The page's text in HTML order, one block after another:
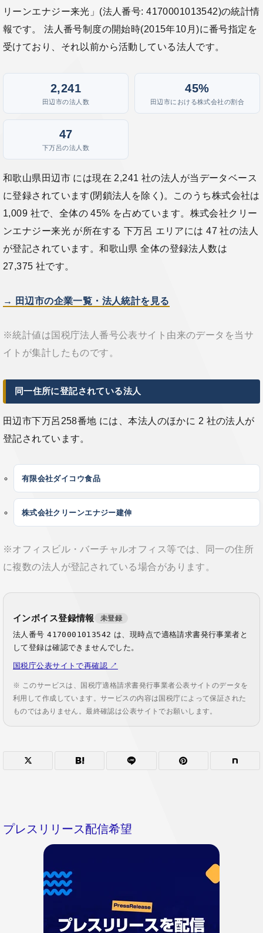
リーンエナジー来光」(法人番号: 4170001013542)の統計情
報です。 法人番号制度の開始時(2015年10月)に番号指定を
受けており、それ以前から活動している法人です。
2,241
田辺市の法人数
45%
田辺市における株式会社の割合
47
下万呂の法人数
和歌山県田辺市 には現在 2,241 社の法人が当データベース
に登録されています(閉鎖法人を除く)。このうち株式会社は
1,009 社で、全体の 45% を占めています。株式会社クリー
ンエナジー来光 が所在する 下万呂 エリアには 47 社の法人
が登記されています。和歌山県 全体の登録法人数は
27,375 社です。
→ 田辺市の企業一覧・法人統計を見る
※統計値は国税庁法人番号公表サイト由来のデータを当サ
イトが集計したものです。
同一住所に登記されている法人
田辺市下万呂258番地 には、本法人のほかに 2 社の法人が
登記されています。
有限会社ダイコウ食品
株式会社クリーンエナジー建伸
※オフィスビル・バーチャルオフィス等では、同一の住所
に複数の法人が登記されている場合があります。
インボイス登録情報 未登録
法人番号4170001013542 は、現時点で適格請求書発行事業者と
して登録は確認できませんでした。
国税庁公表サイトで再確認 ↗
※ このサービスは、国税庁適格請求書発行事業者公表サイトのデータを
利用して作成しています。サービスの内容は国税庁によって保証された
ものではありません。最終確認は公表サイトでお願いします。
プレスリリース配信希望